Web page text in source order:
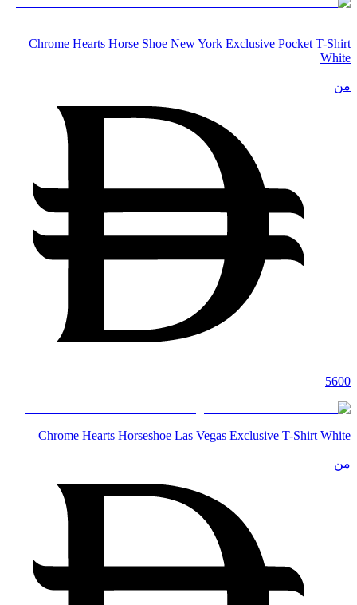
Chrome Hearts Horse Shoe New York Exclusive Pocket T-Shirt
White
من
5600
Chrome Hearts Horseshoe Las Vegas Exclusive T-Shirt White
من